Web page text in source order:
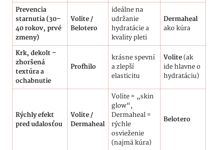
Prevencia
starnutia (30–
40 rokov, prvé
zmeny)
Volite /
Belotero
ideálne na
udržanie
hydratácie a
kvality pleti
Dermaheal
ako kúra
Krk, dekolt –
zhoršená
textúra a
ochabnutie
Profhilo
krásne spevní
a zlepší
elasticitu
Volite(ak
ide hlavne o
hydratáciu)
Rýchly efekt
pred udalosťou
Volite /
Dermaheal
Volite = „skin
glow“,
Dermaheal =
rýchle
osvieženie
(najmä kúra)
Belotero